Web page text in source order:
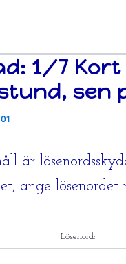
1/7 Kort
sen
är
ange lösenordet
Lösenord: